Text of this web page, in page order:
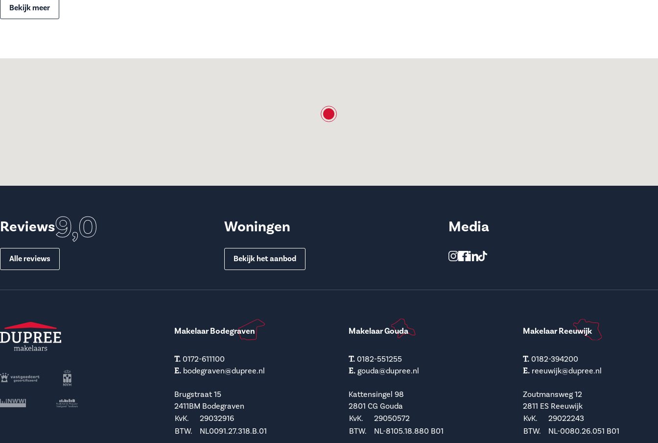
Bekijk meer
Reviews9,0
Alle reviews
Woningen
Bekijk het aanbod
Media
Makelaar Bodegraven
T. 0172-611100
E. bodegraven@dupree.nl
Brugstraat 15
2411BM Bodegraven
KvK.
29032916
BTW.
NL0091.27.318.B.01
Makelaar Gouda
T. 0182-551255
E. gouda@dupree.nl
Kattensingel 98
2801 CG Gouda
KvK.
29050572
BTW.
NL-8105.18.880 B01
Makelaar Reeuwijk
T. 0182-394200
E. reeuwijk@dupree.nl
Zoutmansweg 12
2811 ES Reeuwijk
KvK.
29022243
BTW.
NL-0080.26.051 B01